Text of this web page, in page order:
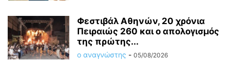
Φεστιβάλ Αθηνών, 20 χρόνια
Πειραιώς 260 και ο απολογισμός
της πρώτης...
ο αναγνώστης - 05/08/2026